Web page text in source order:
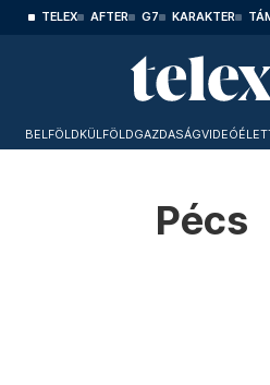
TELEX AFTER G7 KARAKTER
BELFÖLDKÜLFÖLDGAZDASÁGVIDEÓÉLET
Pécs